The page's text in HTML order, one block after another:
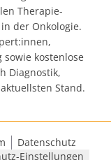
Therapie-
der Onkologie.
kostenlose
Diagnostik,
Stand.
Datenschutz
Einstellungen